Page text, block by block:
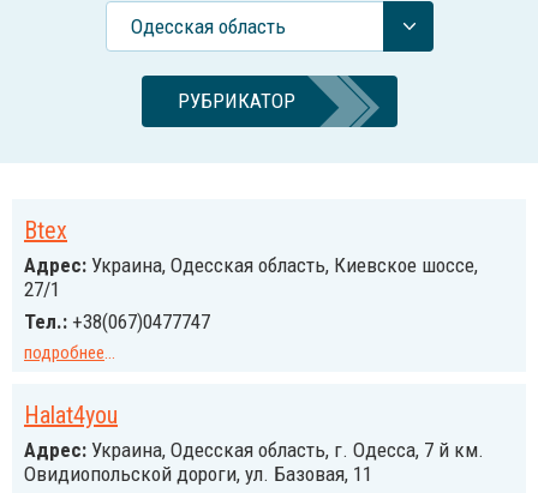
Одесская область
РУБРИКАТОР
Btex
Адрес: Украина, Одесская область, Киевское шоссе,
27/1
Тел.: +38(067)0477747
подробнее...
Halat4you
Адрес: Украина, Одесская область, г. Одесса, 7 й км.
Овидиопольской дороги, ул. Базовая, 11